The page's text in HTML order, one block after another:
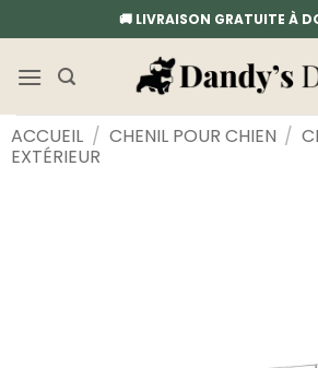
au
contenu
🚚 LIVRAISON GRATUITE À
ACCUEIL / CHENIL POUR CHIEN /
EXTÉRIEUR